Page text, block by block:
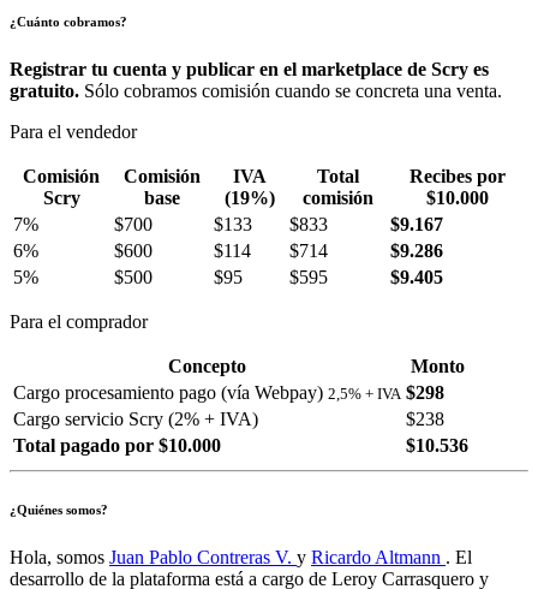
¿Cuánto cobramos?
Registrar tu cuenta y publicar en el marketplace de Scry es
gratuito. Sólo cobramos comisión cuando se concreta una venta.
Para el vendedor
Comisión
Scry
Comisión
base
IVA
(19%)
Total
comisión
Recibes por
$10.000
7%
$700 $133 $833
$9.167
6%
$600 $114 $714
$9.286
5%
$500 $95 $595 $9.405
Para el comprador
Concepto
Monto
Cargo procesamiento pago (vía Webpay) 2,5% + IVA $298
Cargo servicio Scry (2% + IVA)
$238
Total pagado por $10.000
$10.536
¿Quiénes somos?
Hola, somos Juan Pablo Contreras V. y Ricardo Altmann . El
desarrollo de la plataforma está a cargo de Leroy Carrasquero y